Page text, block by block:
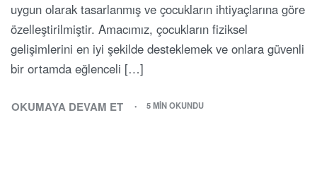
uygun olarak tasarlanmış ve çocukların ihtiyaçlarına göre
özelleştirilmiştir. Amacımız, çocukların fiziksel
gelişimlerini en iyi şekilde desteklemek ve onlara güvenli
bir ortamda eğlenceli […]
OKUMAYA DEVAM ET 5 MIN OKUNDU